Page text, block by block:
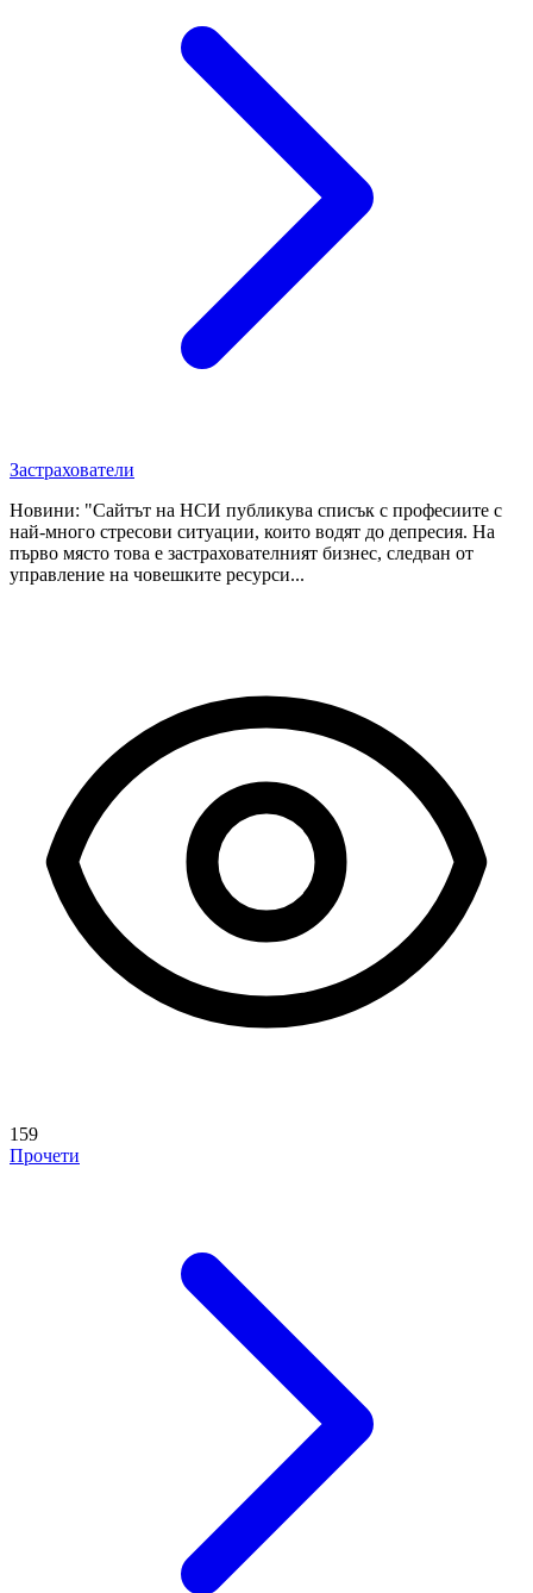
Застрахователи
Новини: "Сайтът на НСИ публикува списък с професиите с
най-много стресови ситуации, които водят до депресия. На
първо място това е застрахователният бизнес, следван от
управление на човешките ресурси...
159
Прочети